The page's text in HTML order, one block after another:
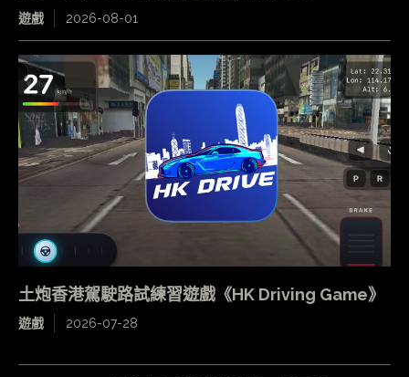
遊戲 2026-08-01
土炮香港駕駛路試練習遊戲《HK Driving Game》
遊戲 2026-07-28